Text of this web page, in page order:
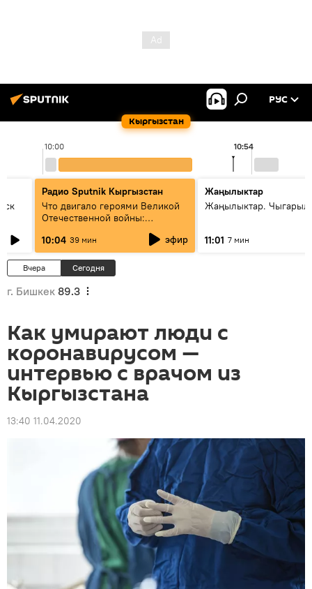
Кыргызстан
РУС
10:00 10:54
Радио Sputnik Кыргызстан
Что двигало героями Великой
Отечественной войны:
Тулебердиева
10:04 39 мин эфир
Жаңылыктар
Жаңылыктар.
11:01 7 мин
Вчера Сегодня
г. Бишкек 89.3
Как умирают люди с
коронавирусом —
интервью с врачом из
Кыргызстана
13:40 11.04.2020